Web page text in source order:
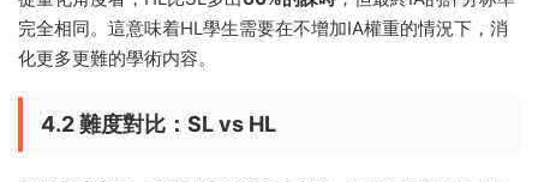
完全相同。這意味着HL學生需要在不增加IA權重的情況下，消
化更多更難的學術内容。
4.2 難度對比：SL vs HL